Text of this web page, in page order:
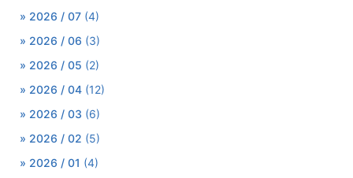
2026 / 07 (4)
2026 / 06 (3)
2026 / 05 (2)
2026 / 04 (12)
2026 / 03 (6)
2026 / 02 (5)
2026 / 01 (4)